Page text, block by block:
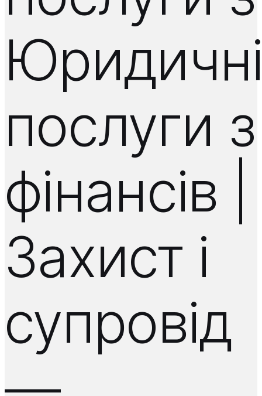
послуги з
фінансів |
Захист і
супровід